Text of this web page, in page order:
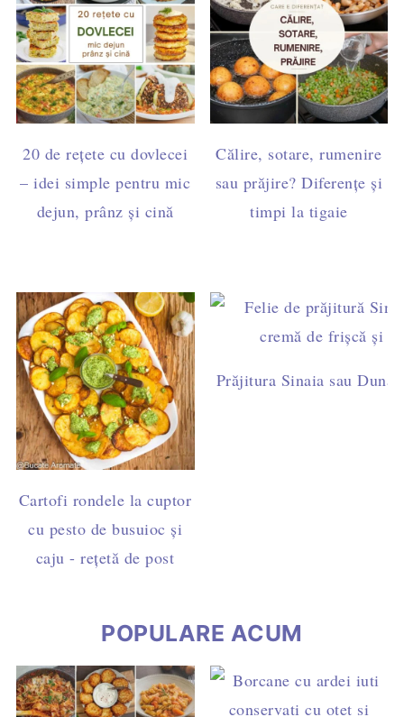
20 de rețete cu dovlecei
– idei simple pentru mic
dejun, prânz și cină
Călire, sotare, rumenire
sau prăjire? Diferențe și
timpi la tigaie
Cartofi rondele la cuptor
cu pesto de busuioc și
caju - rețetă de post
Prăjitura Sinaia sau
POPULARE ACUM